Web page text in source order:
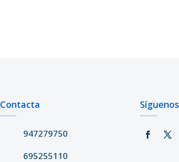
Contacta
947279750
695255110
Síguenos